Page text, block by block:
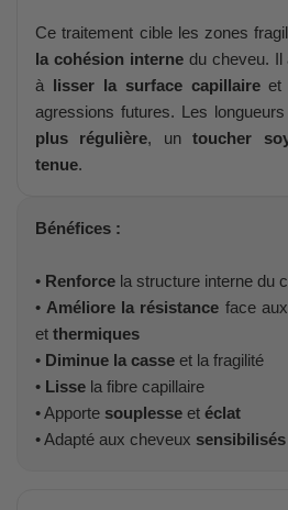
Ce traitement cible les zones
la cohésion internedu cheveu. Il
à lisser la surface capillaireet
agressions futures. Les
plus régulière, untoucher
tenue.
Bénéfices :
• Renforce la structure interne du
•Améliore la résistance face
et thermiques
• Diminue la casse et la fragilité
• Lisse la fibre capillaire
• Apporte souplesse et éclat
• Adapté aux cheveux sensibilisés